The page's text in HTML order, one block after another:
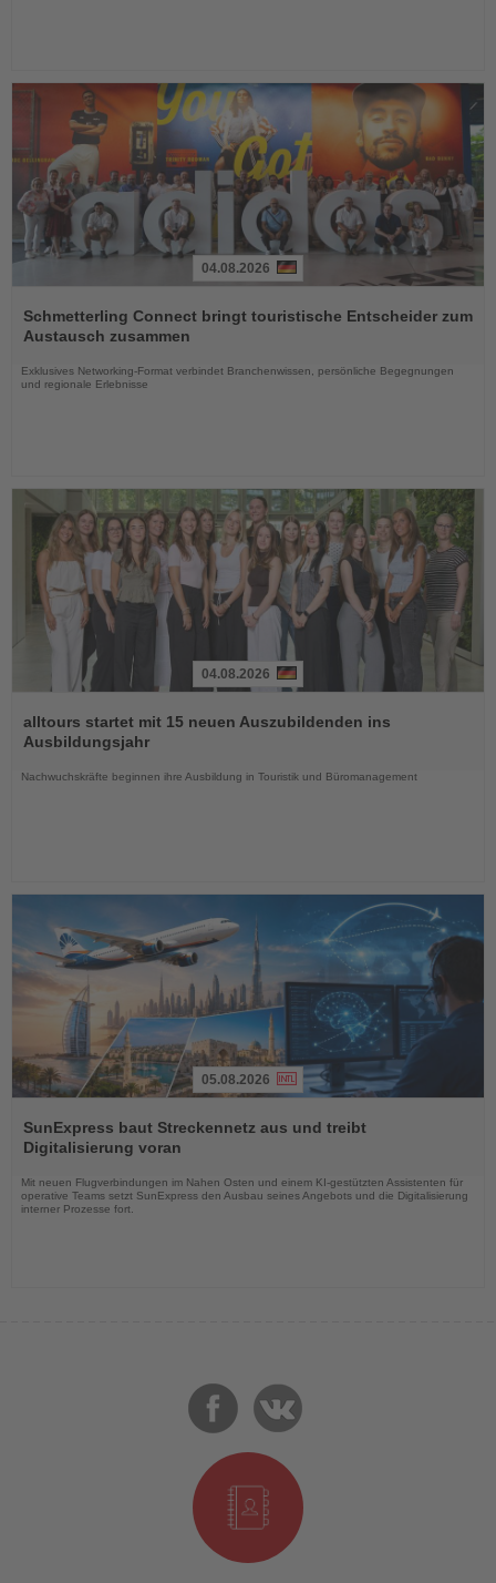
Sie
die
04.08.2026
Schmetterling Connect bringt touristische Entscheider zum
Austausch zusammen
Exklusives Networking-Format verbindet Branchenwissen, persönliche Begegnungen
und regionale Erlebnisse
Sie
die
04.08.2026
alltours startet mit 15 neuen Auszubildenden ins
Ausbildungsjahr
Nachwuchskräfte beginnen ihre Ausbildung in Touristik und Büromanagement
Sie
die
Nachrichten
05.08.2026
SunExpress baut Streckennetz aus und treibt
Digitalisierung voran
Mit neuen Flugverbindungen im Nahen Osten und einem KI-gestützten Assistenten für
operative Teams setzt SunExpress den Ausbau seines Angebots und die Digitalisierung
interner Prozesse fort.